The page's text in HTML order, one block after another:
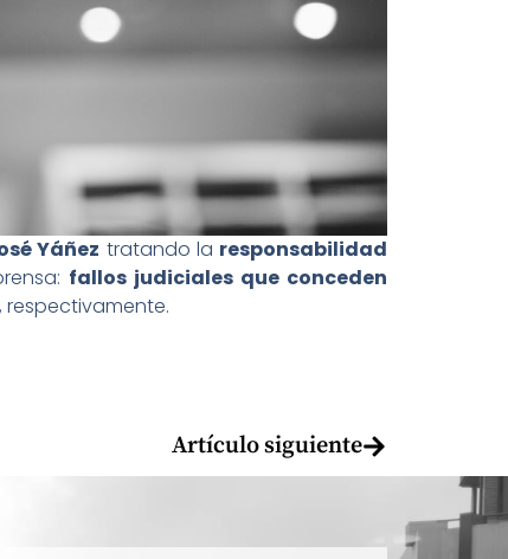
Yáñez ​ tratando la responsabilidad
fallos judiciales que conceden
, respectivamente.
Artículo siguiente